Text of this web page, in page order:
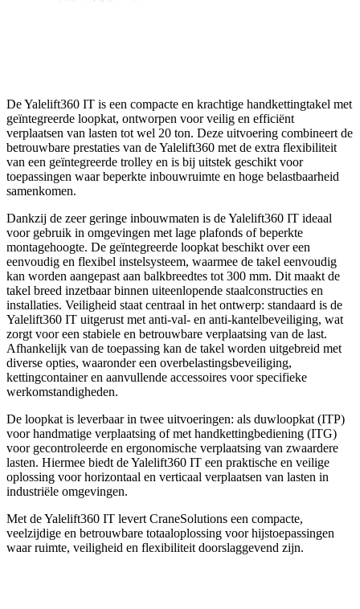
De Yalelift360 IT is een compacte en krachtige handkettingtakel met
geïntegreerde loopkat, ontworpen voor veilig en efficiënt
verplaatsen van lasten tot wel 20 ton. Deze uitvoering combineert de
betrouwbare prestaties van de Yalelift360 met de extra flexibiliteit
van een geïntegreerde trolley en is bij uitstek geschikt voor
toepassingen waar beperkte inbouwruimte en hoge belastbaarheid
samenkomen.
Dankzij de zeer geringe inbouwmaten is de Yalelift360 IT ideaal
voor gebruik in omgevingen met lage plafonds of beperkte
montagehoogte. De geïntegreerde loopkat beschikt over een
eenvoudig en flexibel instelsysteem, waarmee de takel eenvoudig
kan worden aangepast aan balkbreedtes tot 300 mm. Dit maakt de
takel breed inzetbaar binnen uiteenlopende staalconstructies en
installaties. Veiligheid staat centraal in het ontwerp: standaard is de
Yalelift360 IT uitgerust met anti-val‑ en anti-kantelbeveiliging, wat
zorgt voor een stabiele en betrouwbare verplaatsing van de last.
Afhankelijk van de toepassing kan de takel worden uitgebreid met
diverse opties, waaronder een overbelastingsbeveiliging,
kettingcontainer en aanvullende accessoires voor specifieke
werkomstandigheden.
De loopkat is leverbaar in twee uitvoeringen: als duwloopkat (ITP)
voor handmatige verplaatsing of met handkettingbediening (ITG)
voor gecontroleerde en ergonomische verplaatsing van zwaardere
lasten. Hiermee biedt de Yalelift360 IT een praktische en veilige
oplossing voor horizontaal en verticaal verplaatsen van lasten in
industriële omgevingen.
Met de Yalelift360 IT levert CraneSolutions een compacte,
veelzijdige en betrouwbare totaaloplossing voor hijstoepassingen
waar ruimte, veiligheid en flexibiliteit doorslaggevend zijn.